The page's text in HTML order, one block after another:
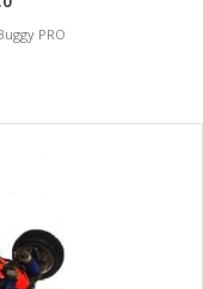
PRO